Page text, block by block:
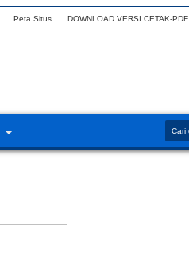
Peta Situs DOWNLOAD VERSI CETAK-PDF